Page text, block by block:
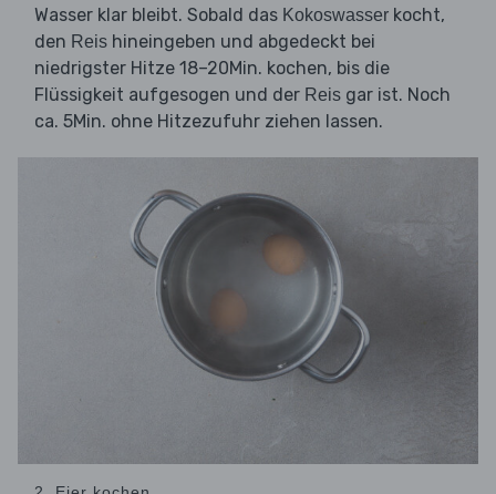
Wasser klar bleibt. Sobald das Kokoswasser kocht,
den Reis hineingeben und abgedeckt bei
niedrigster Hitze 18–20Min. kochen, bis die
Flüssigkeit aufgesogen und der Reis gar ist. Noch
ca. 5Min. ohne Hitzezufuhr ziehen lassen.